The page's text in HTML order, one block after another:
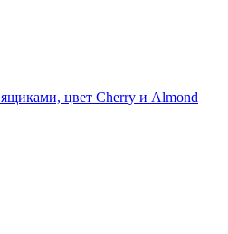
цвет Cherry и Almond